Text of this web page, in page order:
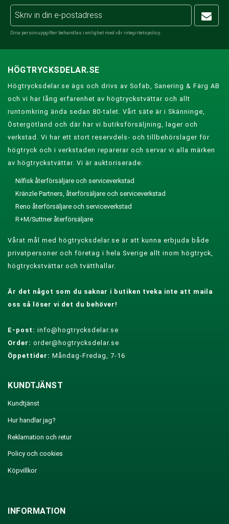
Dina personuppgifter behandlas i enlighet med vår integritetspolicy.
HÖGTRYCKSDELAR.SE
Högtrycksdelar.se ägs och drivs av Sofab, Sanering & Färg AB
och vi har lång erfarenhet av högtryckstvättar och allt
runtomkring ända sedan 80-talet. Vårt säte är i Skänninge,
Östergötland och där har vi butiksförsäljning, lager och
verkstad. Vi har ett stort reservdels- och tillbehörslager för
högtryck och i verkstaden reparerar och servar vi alla märken
av högtryckstvättar. Vi är auktoriserade:
Nilfisk återförsäljare och serviceverkstad
Kränzle Partners, återförsäljare och serviceverkstad
Reno återförsäljare och serviceverkstad
R+M/Suttner återförsäljare
Vårat mål med högtrycksdelar.se är att kunna erbjuda både
privatpersoner och företag i hela Sverige allt inom högtryck,
högtryckstvättar och tvätthallar.
Är det något som du saknar i butiken tveka inte att maila
oss så löser vi det du behöver!
E-post: info@hogtrycksdelar.se
Order: order@hogtrycksdelar.se
Öppettider: Måndag-Fredag, 7-16
KUNDTJÄNST
Kundtjänst
Hur handlar jag?
Reklamation och retur
Policy och cookies
Köpvillkor
INFORMATION